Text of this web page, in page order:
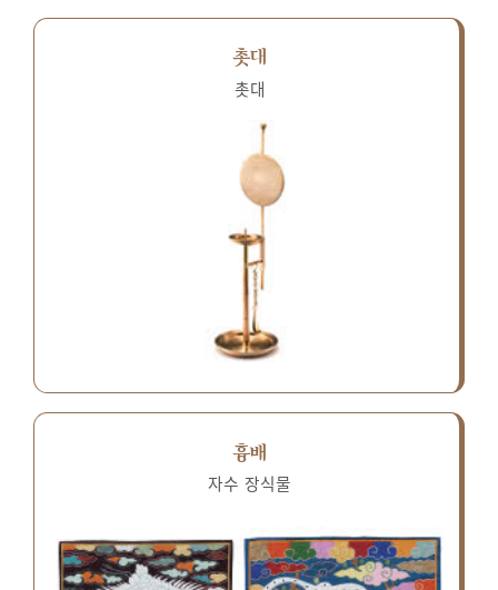
촛대
촛대
흉배
자수 장식물